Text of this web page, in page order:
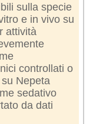
sulla specie
e in vivo su
attività
controllati o
Nepeta
sedativo
da dati